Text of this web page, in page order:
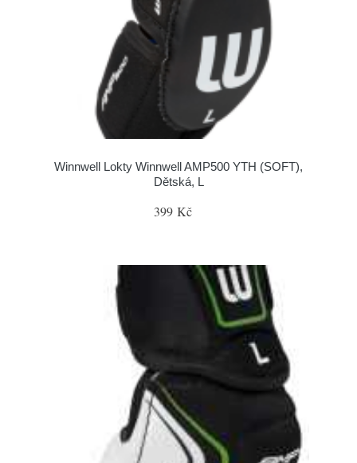
Winnwell Lokty Winnwell AMP500 YTH (SOFT),
Dětská, L
399 Kč